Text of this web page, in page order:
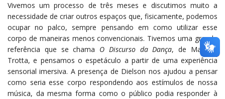
Vivemos um processo de três meses e discutimos muito a
necessidade de criar outros espaços que, fisicamente, podemos
ocupar no palco, sempre pensando em como utilizar esse
corpo de maneiras menos convencionais. Tivemos uma grande
referência que se chama O Discurso da Dança, de Mariana
Trotta, e pensamos o espetáculo a partir de uma experiência
sensorial imersiva. A presença de Dielson nos ajudou a pensar
como seria esse corpo respondendo aos estímulos de nossa
música, da mesma forma como o público podia responder à